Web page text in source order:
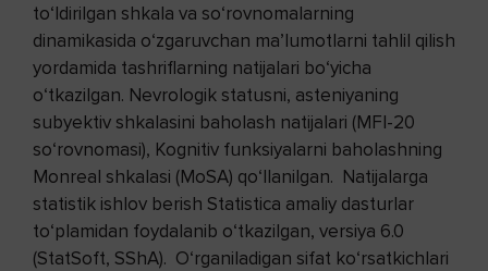
to‘ldirilgan shkala va so‘rovnomalarning
dinamikasida o‘zgaruvchan ma’lumotlarni tahlil qilish
yordamida tashriflarning natijalari bo‘yicha
o‘tkazilgan. Nevrologik statusni, asteniyaning
subyektiv shkalasini baholash natijalari (MFI-20
so‘rovnomasi), Kognitiv funksiyalarni baholashning
Monreal shkalasi (MoSA) qo‘llanilgan. Natijalarga
statistik ishlov berish Statistica amaliy dasturlar
to‘plamidan foydalanib o‘tkazilgan, versiya 6.0
(StatSoft, SShA). O‘rganiladigan sifat ko‘rsatkichlari